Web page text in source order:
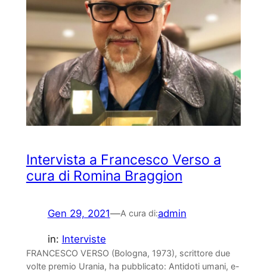
Intervista a Francesco Verso a
cura di Romina Braggion
Gen 29, 2021—A cura di:admin
in: Interviste
FRANCESCO VERSO (Bologna, 1973), scrittore due
volte premio Urania, ha pubblicato: Antidoti umani, e-